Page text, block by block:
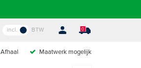
incl. BTW 0
Afhaal Maatwerk mogelijk